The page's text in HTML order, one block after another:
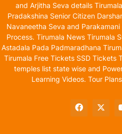
and Arjitha Seva details
Pradakshina Senior Citizen
Navaneetha Seva and
Process. Tirumala News Tirumala
Astadala Pada Padmaradhana
Tirumala Free Tickets SSD Tickets
temples list state wise and
Learning Videos. Tour